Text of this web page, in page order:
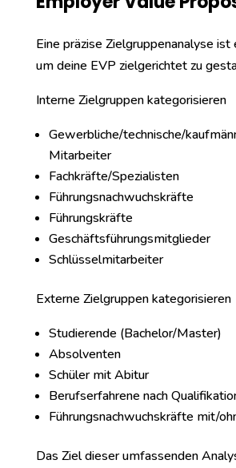
Eine präzise Zielgruppenanalyse ist
um deine EVP zielgerichtet zu
Interne Zielgruppen kategorisieren
Gewerbliche/technische/
Mitarbeiter
Fachkräfte/Spezialisten
Führungsnachwuchskräfte
Führungskräfte
Geschäftsführungsmitglieder
Schlüsselmitarbeiter
Externe Zielgruppen kategorisieren
Studierende (Bachelor/Master)
Absolventen
Schüler mit Abitur
Berufserfahrene nach
Führungsnachwuchskräfte mit/
Das Ziel dieser umfassenden